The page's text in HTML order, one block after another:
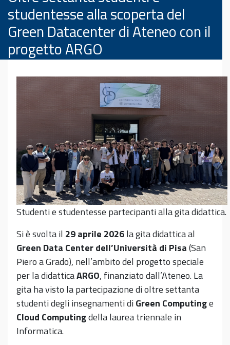
studentesse alla scoperta del
Green Datacenter di Ateneo con il
progetto ARGO
Studenti e studentesse partecipanti alla gita didattica.
Si è svolta il 29 aprile 2026la gita didattica al
Green Data Center dell’Università di Pisa(San
Piero a Grado), nell’ambito del progetto speciale
per la didatticaARGO, finanziato dall’Ateneo. La
gita ha visto la partecipazione di oltre settanta
studenti degli insegnamenti diGreen Computinge
Cloud Computingdella laurea triennale in
Informatica.